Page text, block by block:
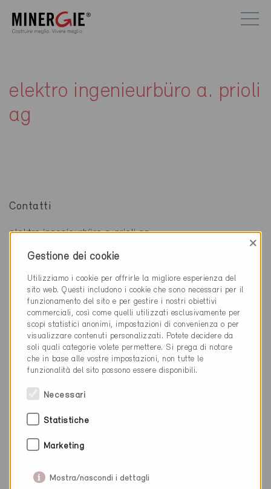
elektro ingenieurbüro a. prioli
ag
Contatti
elektro ingenieurbüro a. prioli ag
8853 Lachen
055 451 19 29
info@priolipartner.ch
www.prioli.ch
Categoria
Pianificazione
Illuminazione
Gestione dei cookie
×
Utilizziamo i cookie per offrirle la migliore esperienza del
sito web. Questi includono i cookie che sono necessari per il
funzionamento del sito e per gestire i nostri obiettivi
commerciali, così come quelli utilizzati esclusivamente per
scopi statistici anonimi, impostazioni di convenienza o per
visualizzare contenuti personalizzati. Potete decidere da
soli quali categorie volete permettere. Si prega di notare
che in base alle vostre impostazioni, non tutte le
funzionalità del sito possono essere disponibili.
Necessari
Statistiche
Marketing
Mostra/nascondi i dettagli